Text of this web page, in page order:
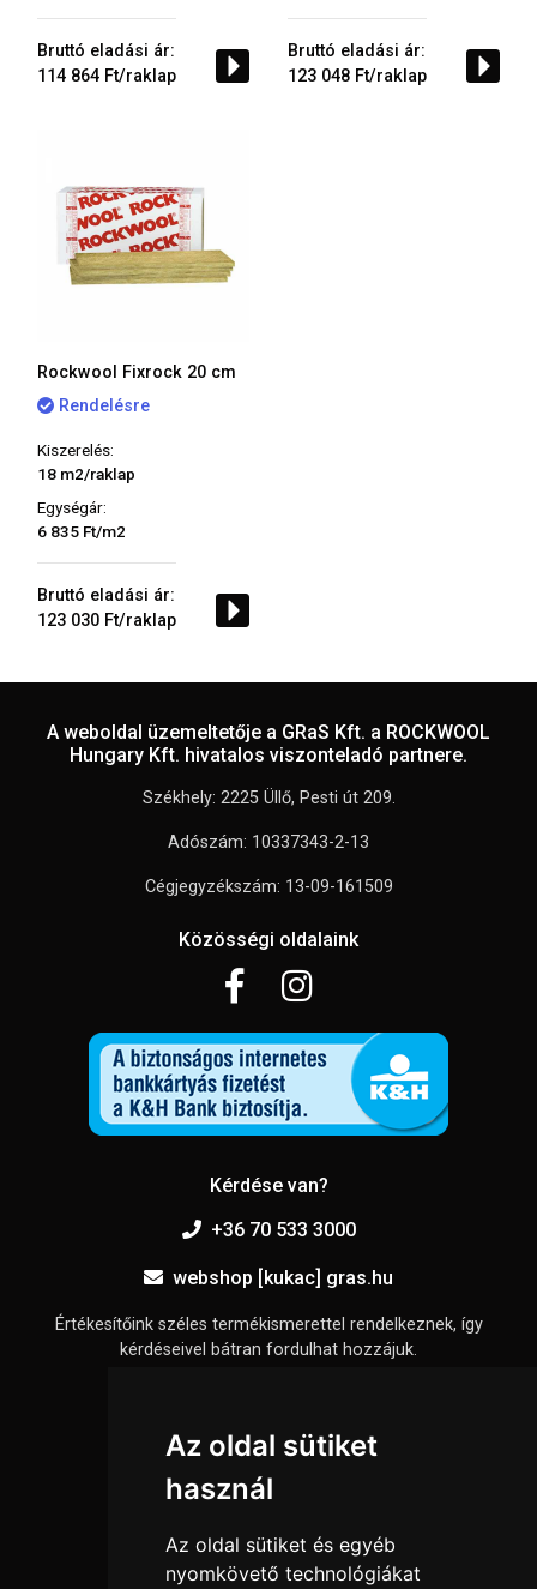
Az oldal sütiket
használ
Az oldal sütiket és egyéb
nyomkövető technológiákat
Bruttó eladási ár:
114 864 Ft/raklap
Bruttó eladási ár:
123 048 Ft/raklap
Rockwool Fixrock 20 cm
Rendelésre
Kiszerelés:
18 m2/raklap
Egységár:
6 835 Ft/m2
Bruttó eladási ár:
123 030 Ft/raklap
A weboldal üzemeltetője a GRaS Kft. a ROCKWOOL
Hungary Kft. hivatalos viszonteladó partnere.
Székhely: 2225 Üllő, Pesti út 209.
Adószám: 10337343-2-13
Cégjegyzékszám: 13-09-161509
Közösségi oldalaink
Kérdése van?
+36 70 533 3000
webshop [kukac] gras.hu
Értékesítőink széles termékismerettel rendelkeznek, így
kérdéseivel bátran fordulhat hozzájuk.
Információk
Általános szerződési feltételek
Elállási nyilatkozat
Impresszum